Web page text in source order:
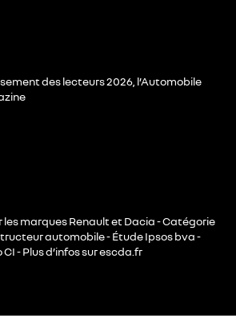
des lecteurs 2026, l’Automobile
les marques Renault et Dacia - Catégorie
automobile - Étude Ipsos bva -
CI - Plus d’infos sur escda.fr